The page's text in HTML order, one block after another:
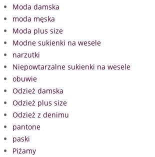
Moda damska
moda męska
Moda plus size
Modne sukienki na wesele
narzutki
Niepowtarzalne sukienki na wesele
obuwie
Odzież damska
Odzież plus size
Odzież z denimu
pantone
paski
Piżamy